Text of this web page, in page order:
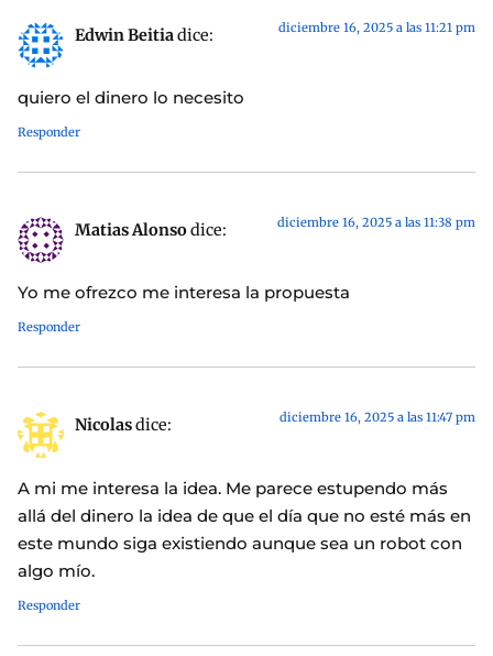
Edwin Beitia dice: diciembre 16, 2025 a las 11:21 pm
quiero el dinero lo necesito
Responder
Matias Alonsodice: diciembre 16, 2025 a las 11:38 pm
Yo me ofrezco me interesa la propuesta
Responder
Nicolasdice: diciembre 16, 2025 a las 11:47 pm
A mi me interesa la idea. Me parece estupendo más
allá del dinero la idea de que el día que no esté más en
este mundo siga existiendo aunque sea un robot con
algo mío.
Responder